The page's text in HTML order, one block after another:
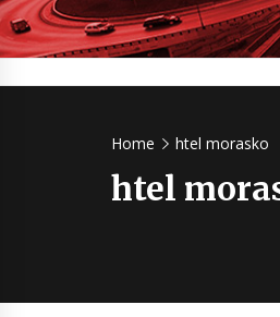
Home htel morasko
htel